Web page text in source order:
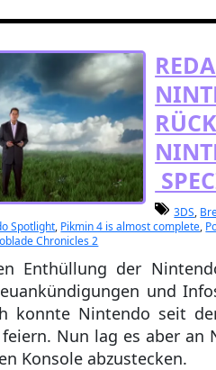
3DS,
Spotlight, Pikmin 4 is almost complete,
Chronicles 2
Enthüllung der
und
konnte Nintendo seit
Nun lag es aber
Konsole abzustecken.